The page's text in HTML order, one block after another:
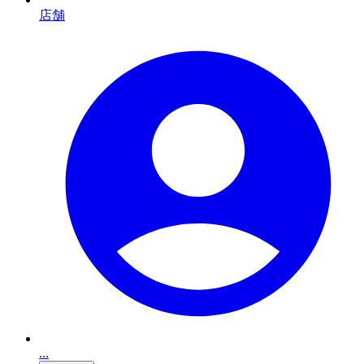
店舗
...